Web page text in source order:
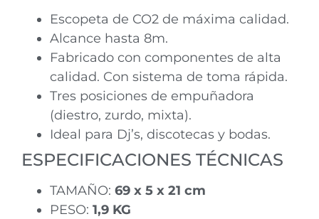
Escopeta de CO2 de máxima calidad.
Alcance hasta 8m.
Fabricado con componentes de alta
calidad. Con sistema de toma rápida.
Tres posiciones de empuñadora
(diestro, zurdo, mixta).
Ideal para Dj’s, discotecas y bodas.
ESPECIFICACIONES TÉCNICAS
TAMAÑO: 69 x 5 x 21 cm
PESO: 1,9 KG